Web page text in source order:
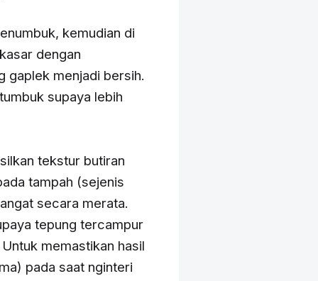
kemudian di
dengan
gaplek menjadi bersih.
supaya lebih
tekstur butiran
tampah (sejenis
secara merata.
tepung tercampur
memastikan hasil
pada saat nginteri